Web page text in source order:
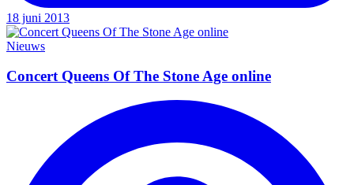
18 juni 2013
Nieuws
Concert Queens Of The Stone Age online